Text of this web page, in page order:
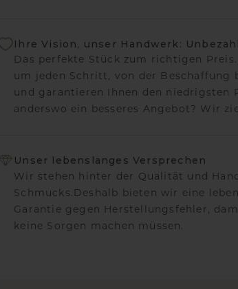
Ihre Vision, unser Handwerk:
Das perfekte Stück zum richtigen
um jeden Schritt, von der Beschaffung
und garantieren Ihnen den niedrigsten
anderswo ein besseres Angebot? Wir
Unser lebenslanges Versprechen
Wir stehen hinter der Qualität und
Schmucks.Deshalb bieten wir eine
Garantie gegen Herstellungsfehler,
keine Sorgen machen müssen.